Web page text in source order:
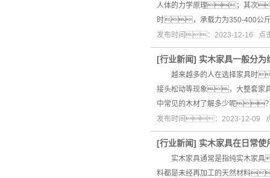
人体的力学原理；其次
时，承载力为350-400公
发布时间：2023-12-16 点
[行业新闻] 实木家具一般分为
越来越多的人在选择家具时
接头松动等现象，大整套
中常见的木材了解多少呢
发布时间：2023-12-09
[行业新闻] 实木家具在日常
实木家具通常是指纯实木家
料都是未经再加工的天然材料